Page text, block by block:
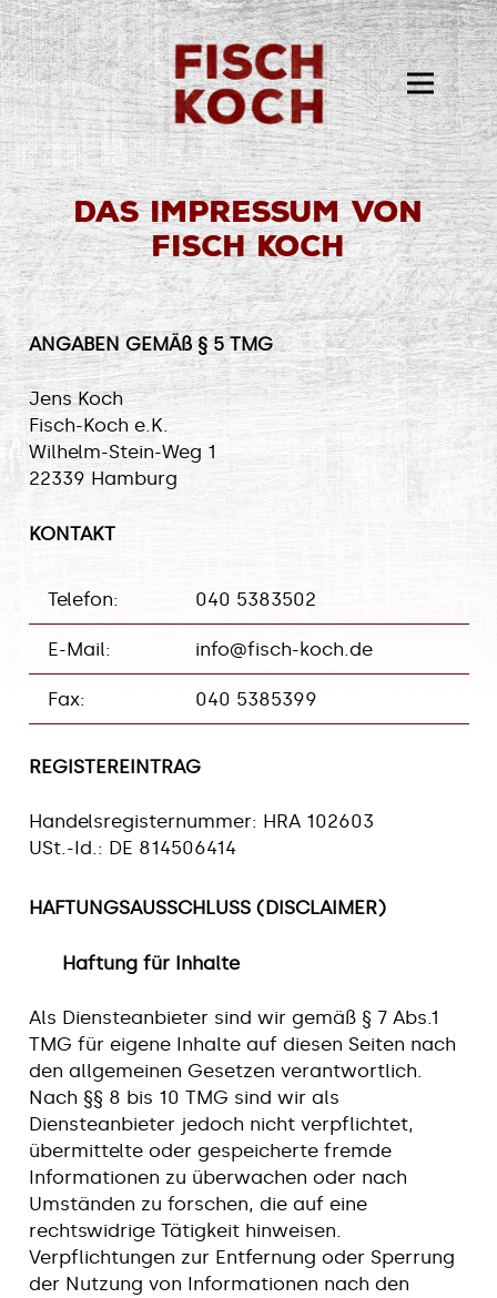
Das Impressum von
Fisch Koch
ANGABEN GEMÄß § 5 TMG
Jens Koch
Fisch-Koch e.K.
Wilhelm-Stein-Weg 1
22339 Hamburg
KONTAKT
Telefon: 040 5383502
E-Mail: info@fisch-koch.de
Fax: 040 5385399
REGISTEREINTRAG
Handelsregisternummer: HRA 102603
USt.-Id.: DE 814506414
HAFTUNGSAUSSCHLUSS (DISCLAIMER)
Haftung für Inhalte
Als Diensteanbieter sind wir gemäß § 7 Abs.1
TMG für eigene Inhalte auf diesen Seiten nach
den allgemeinen Gesetzen verantwortlich.
Nach §§ 8 bis 10 TMG sind wir als
Diensteanbieter jedoch nicht verpflichtet,
übermittelte oder gespeicherte fremde
Informationen zu überwachen oder nach
Umständen zu forschen, die auf eine
rechtswidrige Tätigkeit hinweisen.
Verpflichtungen zur Entfernung oder Sperrung
der Nutzung von Informationen nach den